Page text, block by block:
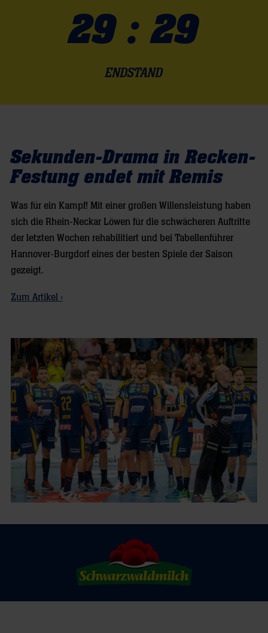
29 : 29
ENDSTAND
Sekunden-Drama in Recken-
Festung endet mit Remis
Was für ein Kampf! Mit einer großen Willensleistung haben
sich die Rhein-Neckar Löwen für die schwächeren Auftritte
der letzten Wochen rehabilitiert und bei Tabellenführer
Hannover-Burgdorf eines der besten Spiele der Saison
gezeigt.
Zum Artikel ›